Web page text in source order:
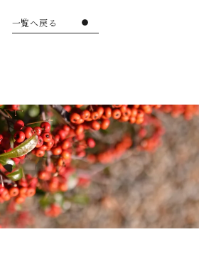
一覧へ戻る